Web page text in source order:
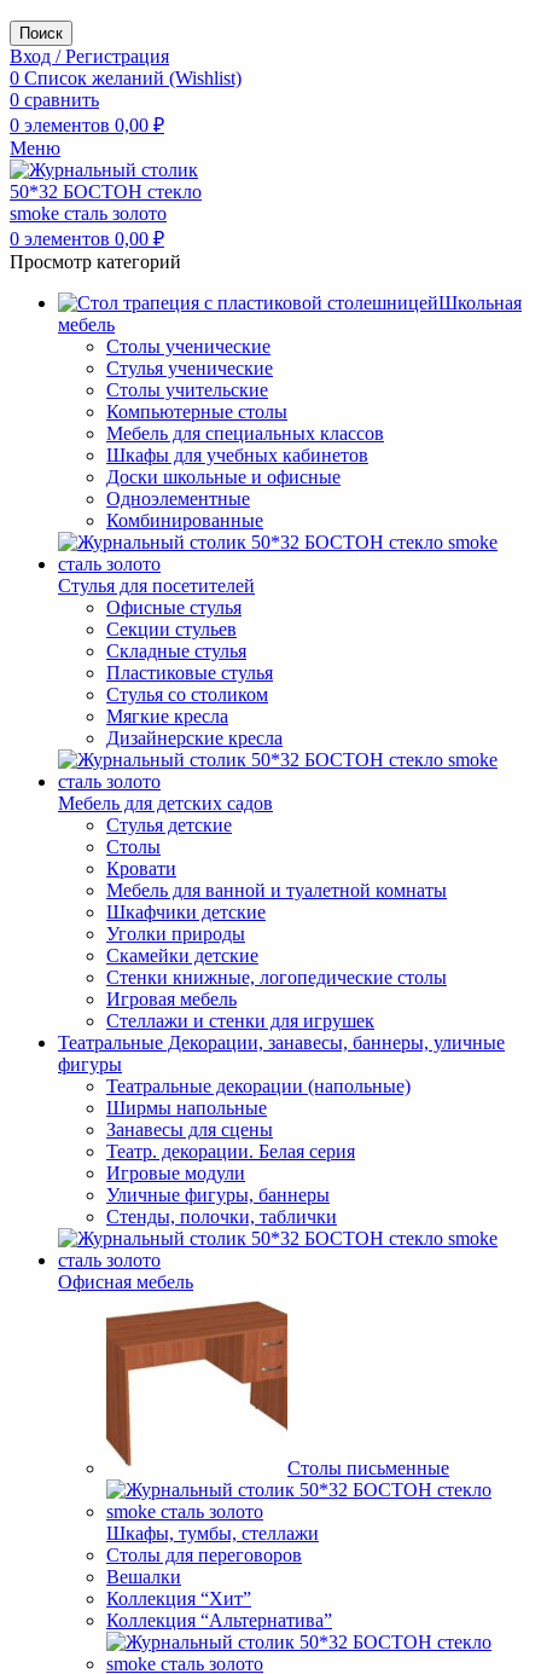
Поиск
Вход / Регистрация
0 Список желаний (Wishlist)
0 сравнить
0 элементов 0,00 ₽
Меню
0 элементов 0,00 ₽
Просмотр категорий
Школьная
мебель
Столы ученические
Стулья ученические
Столы учительские
Компьютерные столы
Мебель для специальных классов
Шкафы для учебных кабинетов
Доски школьные и офисные
Одноэлементные
Комбинированные
Стулья для посетителей
Офисные стулья
Секции стульев
Складные стулья
Пластиковые стулья
Стулья со столиком
Мягкие кресла
Дизайнерские кресла
Мебель для детских садов
Стулья детские
Столы
Кровати
Мебель для ванной и туалетной комнаты
Шкафчики детские
Уголки природы
Скамейки детские
Стенки книжные, логопедические столы
Игровая мебель
Стеллажи и стенки для игрушек
Театральные Декорации, занавесы, баннеры, уличные
фигуры
Театральные декорации (напольные)
Ширмы напольные
Занавесы для сцены
Театр. декорации. Белая серия
Игровые модули
Уличные фигуры, баннеры
Стенды, полочки, таблички
Офисная мебель
Столы письменные
Шкафы, тумбы, стеллажи
Столы для переговоров
Вешалки
Коллекция “Хит”
Коллекция “Альтернатива”